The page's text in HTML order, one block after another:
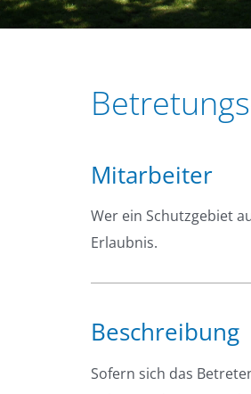
Mitarbeiter
Wer ein Schutzgebiet
Erlaubnis.
Beschreibung
Sofern sich das